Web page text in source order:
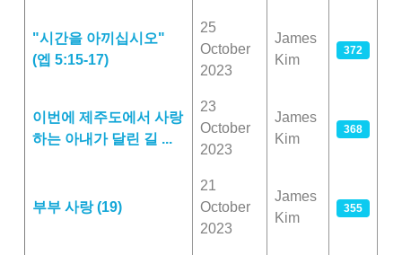
"시간을 아끼십시오"
(엡 5:15-17)
25
October
2023
James
Kim
372
이번에 제주도에서 사랑
하는 아내가 달린 길 ...
23
October
2023
James
Kim
368
부부 사랑 (19)
21
October
2023
James
Kim
355